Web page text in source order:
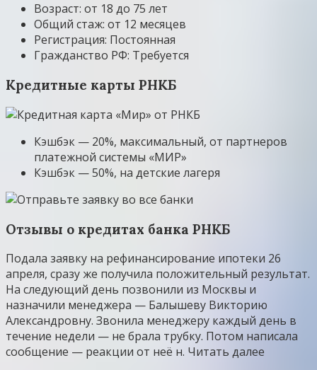
Возраст: от 18 до 75 лет
Общий стаж: от 12 месяцев
Регистрация: Постоянная
Гражданство РФ: Требуется
Кредитные карты РНКБ
Кэшбэк — 20%, максимальный, от партнеров
платежной системы «МИР»
Кэшбэк — 50%, на детские лагеря
Отзывы о кредитах банка РНКБ
Подала заявку на рефинансирование ипотеки 26
апреля, сразу же получила положительный результат.
На следующий день позвонили из Москвы и
назначили менеджера — Балышеву Викторию
Александровну. Звонила менеджеру каждый день в
течение недели — не брала трубку. Потом написала
сообщение — реакции от неё н. Читать далее